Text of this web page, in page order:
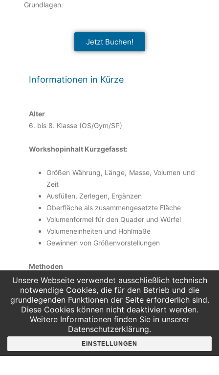
Grundlagen.
Jetzt Buchen!
Informationen in Kürze
Alter
6. bis 8. Klasse (OS/Gym/SP)
Workshopinhalt Kurzgefasst:
Größen Währung, Länge, Masse, Volumen und
Zeit
Ausfüllen, Zerlegen, Ergänzen
Oberfläche als zusammengesetzte Fläche
Volumenformel für den Quader und Würfel
Volumeneinheiten und Hohlmaße
Gewinnen von Größenvorstellungen
Methoden
Lernstationen
Einzel-, Partner- und Teamarbeit
Dauer
90 Minuten
Unsere Webseite verwendet ausschließlich technisch
notwendige Cookies, die für den Betrieb und die
grundlegenden Funktionen der Seite erforderlich sind.
Diese Cookies können nicht deaktiviert werden.
Weitere Informationen finden Sie in unserer
Datenschutzerklärung.
EINSTELLUNGEN